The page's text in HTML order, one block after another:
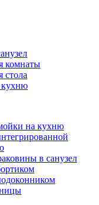
комнаты
на кухню
в санузел